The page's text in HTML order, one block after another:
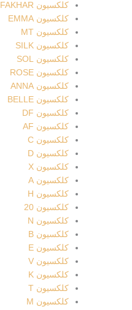
کلکسیون FAKHAR
کلکسیون EMMA
کلکسیون MT
کلکسیون SILK
کلکسیون SOL
کلکسیون ROSE
کلکسیون ANNA
کلکسیون BELLE
کلکسیون DF
کلکسیون AF
کلکسیون C
کلکسیون D
کلکسیون X
کلکسیون A
کلکسیون H
کلکسیون 20
کلکسیون N
کلکسیون B
کلکسیون E
کلکسیون V
کلکسیون K
کلکسیون T
کلکسیون M